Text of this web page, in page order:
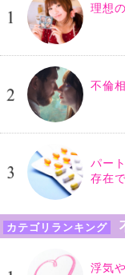
理想
不倫
パー
存在
カテゴリランキング
浮気